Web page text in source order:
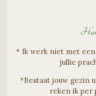
* Ik werk niet met
jullie
*Bestaat jouw gezin
reken ik per